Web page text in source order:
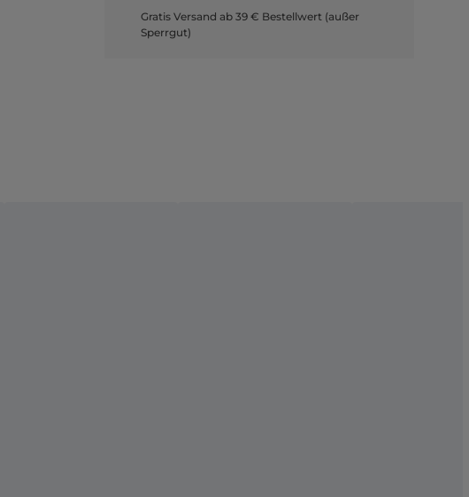
Gratis Versand ab 39 € Bestellwert (außer
Sperrgut)